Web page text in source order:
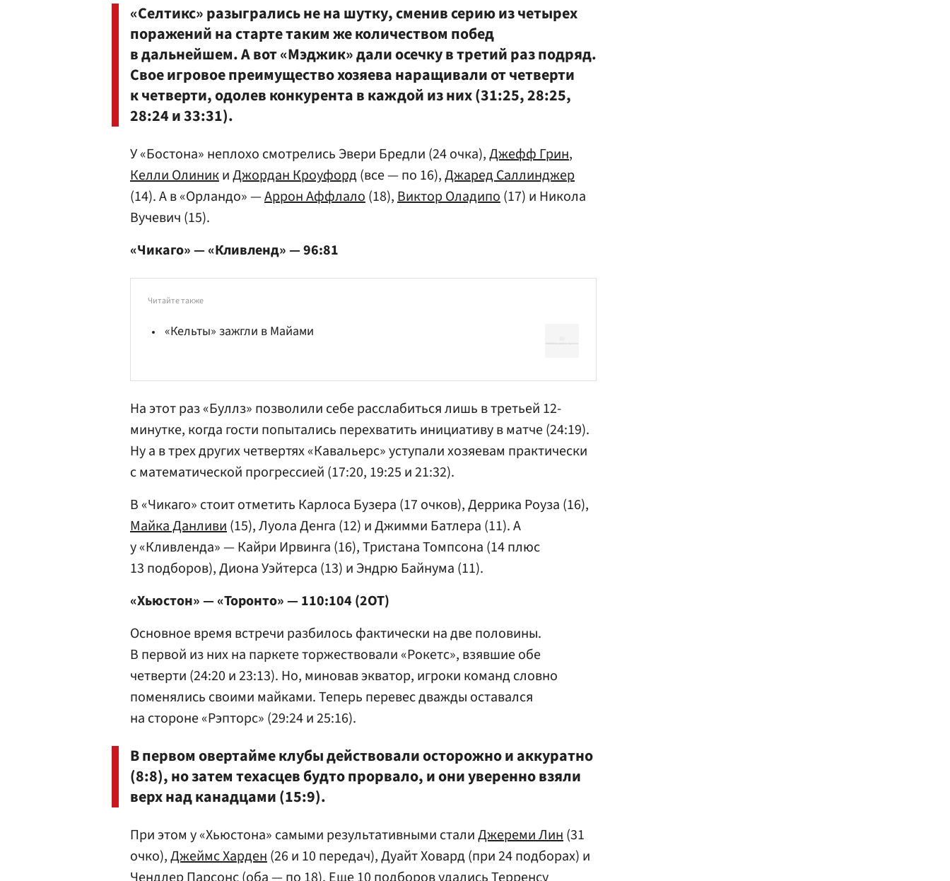
«Селтикс» разыгрались не на шутку, сменив серию из четырех
поражений на старте таким же количеством побед
в дальнейшем. А вот «Мэджик» дали осечку в третий раз подряд.
Свое игровое преимущество хозяева наращивали от четверти
к четверти, одолев конкурента в каждой из них (31:25, 28:25,
28:24 и 33:31).
У «Бостона» неплохо смотрелись Эвери Бредли (24 очка),Джефф Грин,
Келли ОлиникиДжордан Кроуфорд(все — по 16),Джаред Саллинджер
(14). А в «Орландо» —Аррон Аффлало(18),Виктор Оладипо(17) и Никола
Вучевич (15).
«Чикаго» — «Кливленд» — 96:81
Читайте также
«Кельты» зажгли в Майами
На этот раз «Буллз» позволили себе расслабиться лишь в третьей 12-
минутке, когда гости попытались перехватить инициативу в матче (24:19).
Ну а в трех других четвертях «Кавальерс» уступали хозяевам практически
с математической прогрессией (17:20, 19:25 и 21:32).
В «Чикаго» стоит отметить Карлоса Бузера (17 очков), Деррика Роуза (16),
Майка Данливи(15), Луола Денга (12) и Джимми Батлера (11). А
у «Кливленда» — Кайри Ирвинга (16), Тристана Томпсона (14 плюс
13 подборов), Диона Уэйтерса (13) и Эндрю Байнума (11).
«Хьюстон» — «Торонто» — 110:104 (2ОТ)
Основное время встречи разбилось фактически на две половины.
В первой из них на паркете торжествовали «Рокетс», взявшие обе
четверти (24:20 и 23:13). Но, миновав экватор, игроки команд словно
поменялись своими майками. Теперь перевес дважды оставался
на стороне «Рэпторс» (29:24 и 25:16).
В первом овертайме клубы действовали осторожно и аккуратно
(8:8), но затем техасцев будто прорвало, и они уверенно взяли
верх над канадцами (15:9).
При этом у «Хьюстона» самыми результативными сталиДжереми Лин(31
очко),Джеймс Харден(26 и 10 передач), Дуайт Ховард (при 24 подборах) и